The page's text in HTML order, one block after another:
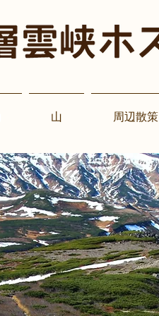
山 周辺散策